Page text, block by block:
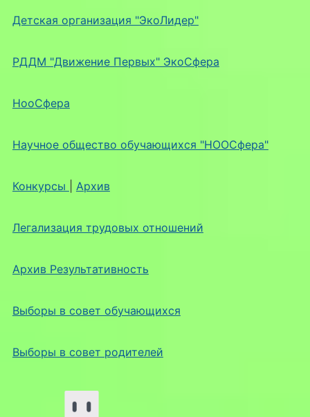
Детская организация "ЭкоЛидер"
РДДМ "Движение Первых" ЭкоСфера
НооСфера
Научное общество обучающихся "НООСфера"
Конкурсы Архив
Легализация трудовых отношений
Архив Результативность
Выборы в совет обучающихся
Выборы в совет родителей